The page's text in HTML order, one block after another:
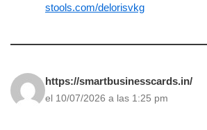
stools.com/delorisvkg
https://smartbusinesscards.in/
el 10/07/2026 a las 1:25 pm